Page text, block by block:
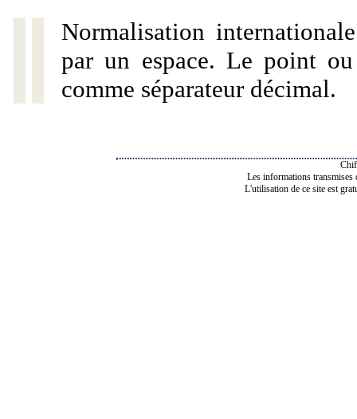
Normalisation
par un espace. Le point
comme séparateur décimal.
Les informations transmises
L'utilisation de ce site est